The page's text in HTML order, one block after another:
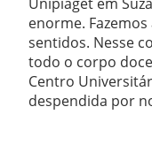
enorme.
sentidos. Nesse
todo o corpo
Centro
despendida por